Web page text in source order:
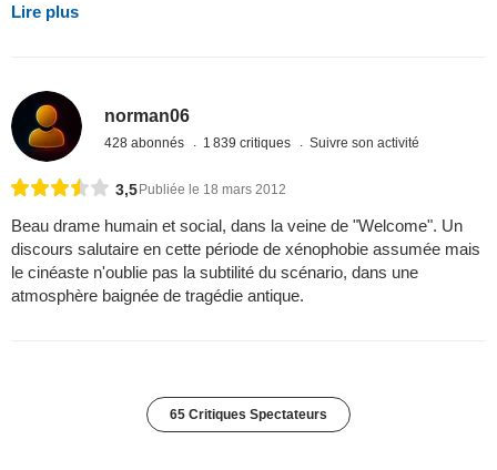
Lire plus
norman06
428 abonnés 1 839 critiques Suivre son activité
3,5 Publiée le 18 mars 2012
Beau drame humain et social, dans la veine de "Welcome". Un
discours salutaire en cette période de xénophobie assumée mais
le cinéaste n'oublie pas la subtilité du scénario, dans une
atmosphère baignée de tragédie antique.
65 Critiques Spectateurs